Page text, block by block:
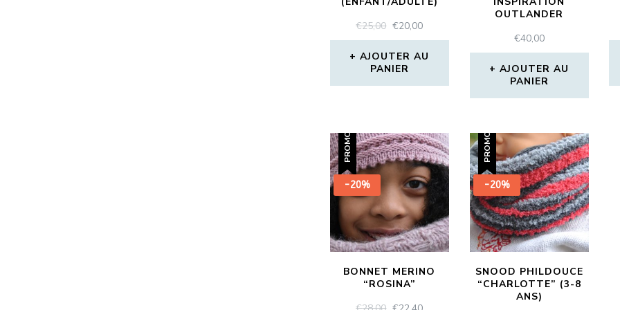
€25,00 LE
PRIX
INITIAL
ÉTAIT :
€25,00.
€20,00LE
PRIX
ACTUEL
€20,00.
AJOUTER AU
PANIER
OUTLANDER
€40,00
AJOUTER AU
PANIER
PROMO !
-20%
BONNET MERINO
“ROSINA”
PROMO !
-20%
SNOOD PHILDOUCE
“CHARLOTTE” (3-8
ANS)